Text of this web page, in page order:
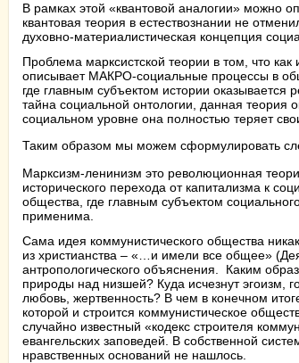
В рамках этой «квантовой аналогии» можно
квантовая теория в естествознании не
духовно-материалистическая концепция
Проблема марксистской теории в том, что
описывает МАКРО-социальные процессы в
где главным субъектом истории
тайна социальной онтологии, данная
социальном уровне она полностью теряет
Таким образом мы можем сформулировать
Марксизм-ленинизм это революционная
исторического перехода от капитализма к
общества, где главным субъектом
применима.
Сама идея коммунистического общества
из христианства – «…и имели все общее»
антропологического объяснения. Каким
природы над низшей? Куда исчезнут эгоизм,
любовь, жертвенность? В чем в конечном
которой и строится коммунистическое
случайно известный «кодекс строителя
евангельских заповедей. В собственной
нравственных оснований не нашлось.